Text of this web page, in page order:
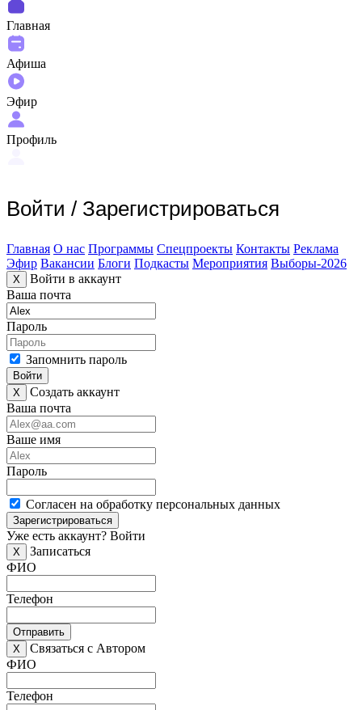
Главная
Афиша
Эфир
Профиль
Войти / Зарегистрироваться
Главная О нас Программы Спецпроекты Контакты Реклама
Эфир Вакансии Блоги Подкасты Мероприятия Выборы-2026
X
Войти в аккаунт
Ваша почта
Пароль
Запомнить пароль
Войти
X
Создать аккаунт
Ваша почта
Ваше имя
Пароль
Согласен на обработку персональных данных
Зарегистрироваться
Уже есть аккаунт? Войти
X
Записаться
ФИО
Телефон
Отправить
X
Связаться с Автором
ФИО
Телефон